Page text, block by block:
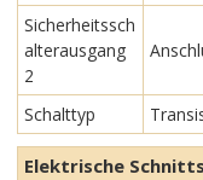
Sicherheitssch
alterausgang
2
Schalttyp
Elektrische